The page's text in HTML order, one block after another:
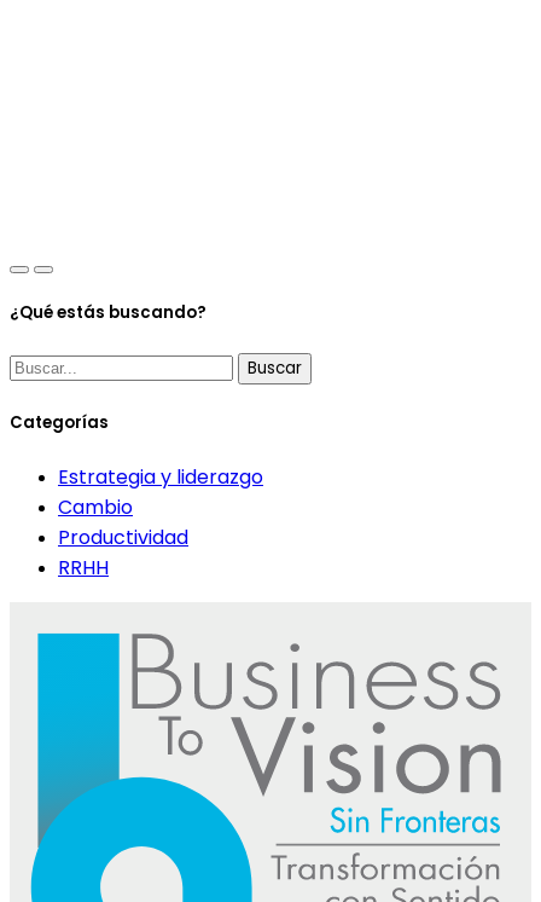
¿Qué estás buscando?
Buscar
Categorías
Estrategia y liderazgo
Cambio
Productividad
RRHH